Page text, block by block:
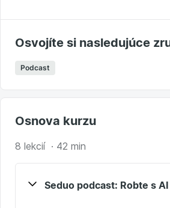
Prečo „šetrenie času“ nie je to
Ako Miloš využíva AI pri písaní,
Osvojíte si nasledujúce
Podcast
Osnova kurzu
8 lekcií · 42 min
Seduo podcast: Robte s